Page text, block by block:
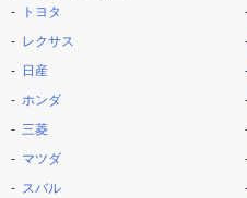
トヨタ
レクサス
日産
ホンダ
三菱
マツダ
スバル